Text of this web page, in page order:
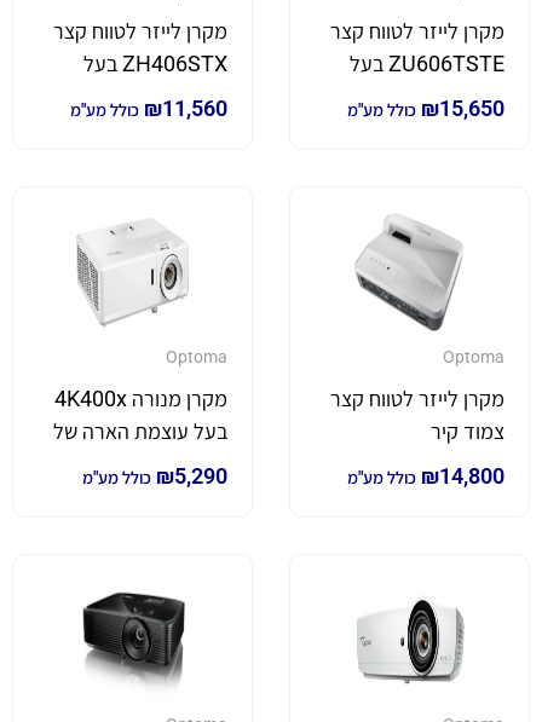
מקרן לייזר לטווח קצר
ZU606TSTE בעל
עוצמת הארה של
₪15,650 כולל מע"מ
מקרן לייזר לטווח קצר
ZH406STX בעל
עוצמת הארה של
₪11,560 כולל מע"מ
Optoma
מקרן לייזר לטווח קצר
צמוד קיר
₪14,800 כולל מע"מ
Optoma
מקרן מנורה 4K400x
בעל עוצמת הארה של
4,000 לומן *4K*₪5,290 כולל מע"מ